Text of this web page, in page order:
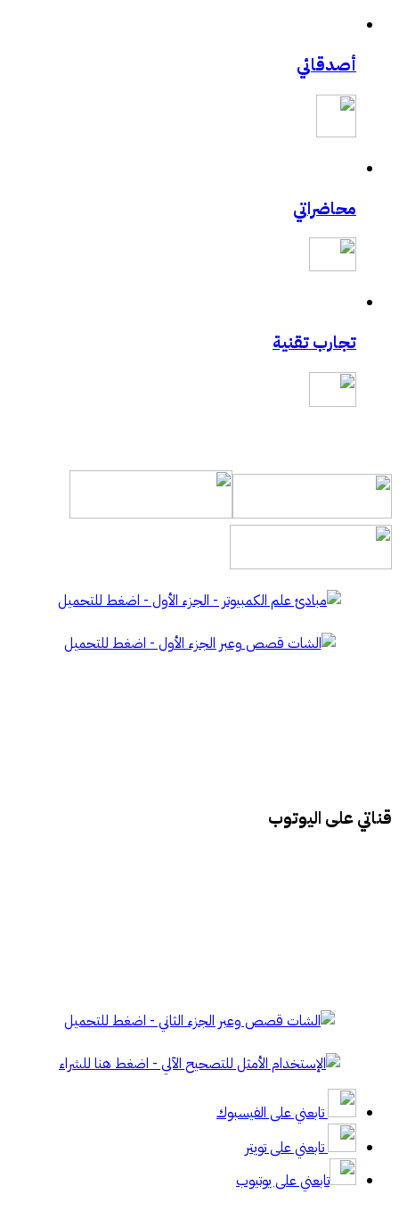
أصدقائي
محاضراتي
تجارب تقنية
قناتي على اليوتوب
تابعني على الفيسبوك
تابعني على تويتر
تابعني على يوتيوب